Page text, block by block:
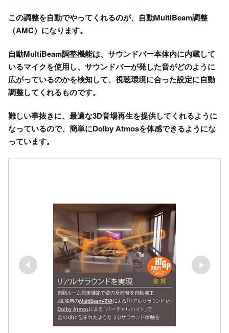
この調整を自動でやってくれるのが、自動MultiBeam調整
（AMC）になります。
自動MultiBeam調整機能は、サウンドバー本体内に内蔵して
いるマイクを使用し、サウンドバーが発した音がどのように
広がっているのかを検知して、視聴環境に合った設定に自動
調整してくれるものです。
難しい事抜きに、最適な3D音場再生を提供してくれるように
なっているので、簡単にDolby Atmosを体感できるようにな
っています。